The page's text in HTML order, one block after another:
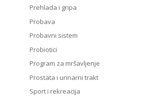
Prehlada i gripa
Probava
Probavni sistem
Probiotici
Program za mršavljenje
Prostata i urinarni trakt
Sport i rekreacija